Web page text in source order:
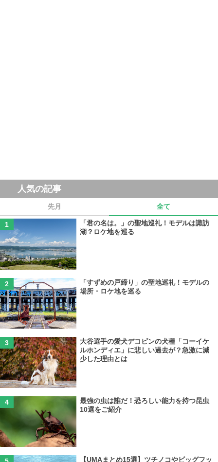
人気の記事
先月 全て
「君の名は。」の聖地巡礼！モデルは諏訪
湖？ロケ地を巡る
「すずめの戸締り」の聖地巡礼！モデルの
場所・ロケ地を巡る
大谷選手の愛犬デコピンの犬種「コーイケ
ルホンディエ」に悲しい過去が？急激に減
少した理由とは
最強の虫は誰だ！恐ろしい能力を持つ昆虫
10選をご紹介
【UMAまとめ15選】ツチノコやビッグフッ